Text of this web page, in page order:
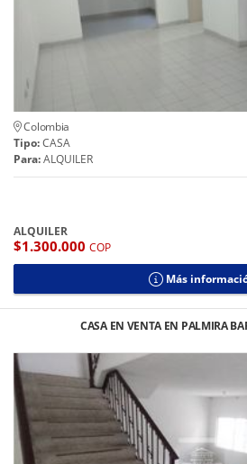
Colombia
Tipo:CASA
Para:ALQUILER
ALQUILER
$1.300.000 COP
Más
CASA EN VENTA EN PALMIRA